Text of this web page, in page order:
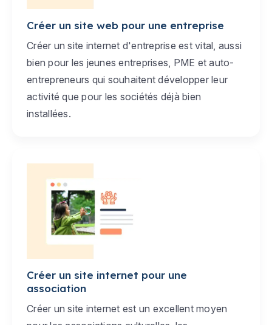
Créer un site web pour une entreprise
Créer un site internet d'entreprise est vital, aussi
bien pour les jeunes entreprises, PME et auto-
entrepreneurs qui souhaitent développer leur
activité que pour les sociétés déjà bien
installées.
Créer un site internet pour une
association
Créer un site internet est un excellent moyen